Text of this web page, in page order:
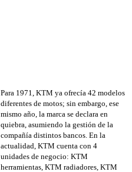
Para 1971, KTM ya ofrecía 42 modelos
diferentes de motos; sin embargo, ese
mismo año, la marca se declara en
quiebra, asumiendo la gestión de la
compañía distintos bancos. En la
actualidad, KTM cuenta con 4
unidades de negocio: KTM
herramientas, KTM radiadores, KTM